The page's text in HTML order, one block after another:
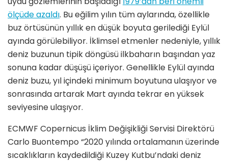
ölçüde azaldı. Bu eğilim yılın tüm aylarında, özellikle
buz örtüsünün yıllık en düşük boyuta gerilediği Eylül
ayında görülebiliyor. İklimsel etmenler nedeniyle, yıllık
deniz buzunun tipik döngüsü ilkbaharın başından yaz
sonuna kadar düşüşü içeriyor. Genellikle Eylül ayında
deniz buzu, yıl içindeki minimum boyutuna ulaşıyor ve
sonrasında artarak Mart ayında tekrar en yüksek
seviyesine ulaşıyor.
ECMWF Copernicus İklim Değişikliği Servisi Direktörü
Carlo Buontempo “2020 yılında ortalamanın üzerinde
sıcaklıkların kaydedildiği Kuzey Kutbu’ndaki deniz